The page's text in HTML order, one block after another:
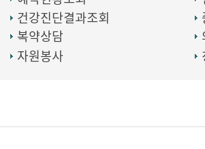
건강진단결과조회
복약상담
자원봉사